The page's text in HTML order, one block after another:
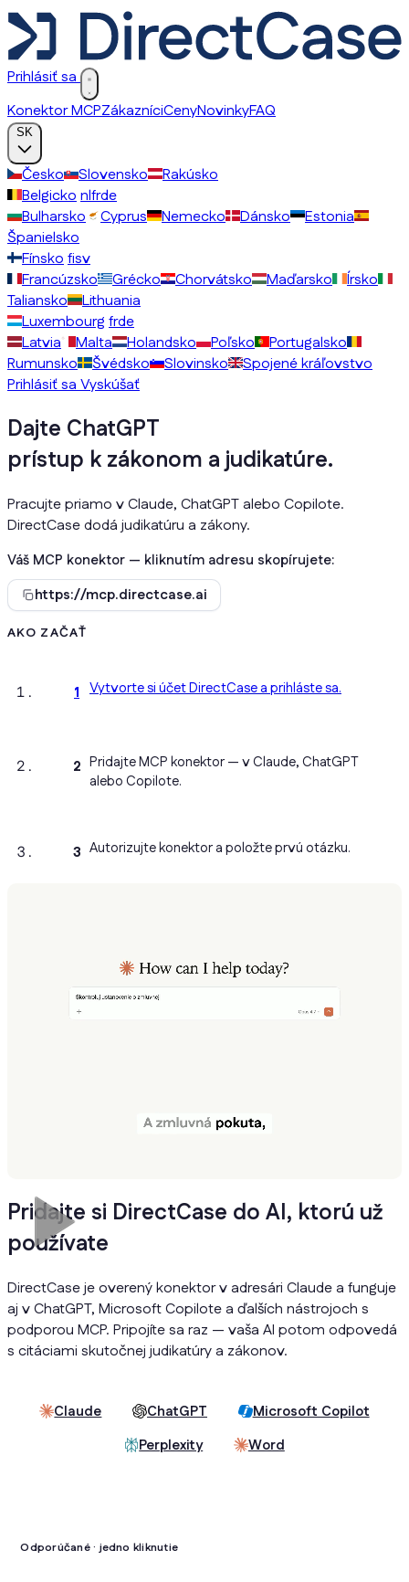
Prihlásiť sa
Konektor MCPZákazníciCenyNovinkyFAQ
Česko Slovensko
Rakúsko
Belgickonlfrde
Bulharsko
Cyprus Nemecko Dánsko
Estonia
Španielsko
Fínskofisv
Francúzsko
Grécko Chorvátsko Maďarsko
Írsko
Taliansko
Lithuania
Luxembourg frde
Latvia
Malta Holandsko Poľsko
Portugalsko
Rumunsko
Švédsko Slovinsko
Spojené kráľovstvo
Prihlásiť saVyskúšať
Dajte svojmu A
prístup k zákonom a judikatúre.
Pracujte priamo v Claude, ChatGPT alebo Copilote.
DirectCase dodá judikatúru a zákony.
Váš MCP konektor — kliknutím adresu skopírujete:
https://mcp.directcase.ai
AKO ZAČAŤ
1 Vytvorte si účet DirectCase a prihláste sa.
2 Pridajte MCP konektor — v Claude, ChatGPT
alebo Copilote.
3 Autorizujte konektor a položte prvú otázku.
Pridajte si DirectCase do AI, ktorú už
používate
DirectCase je overený konektor v adresári Claude a funguje
aj v ChatGPT, Microsoft Copilote a ďalších nástrojoch s
podporou MCP. Pripojíte sa raz — vaša AI potom odpovedá
s citáciami skutočnej judikatúry a zákonov.
Claude ChatGPT
Microsoft Copilot
Perplexity
Word
Odporúčané · jedno kliknutie